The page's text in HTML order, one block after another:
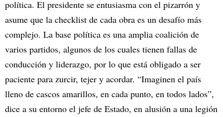
política. El presidente se entusiasma con el pizarrón y
asume que la checklist de cada obra es un desafío más
complejo. La base política es una amplia coalición de
varios partidos, algunos de los cuales tienen fallas de
conducción y liderazgo, por lo que está obligado a ser
paciente para zurcir, tejer y acordar. “Imaginen el país
lleno de cascos amarillos, en cada punto, en todos lados”,
dice a su entorno el jefe de Estado, en alusión a una legión